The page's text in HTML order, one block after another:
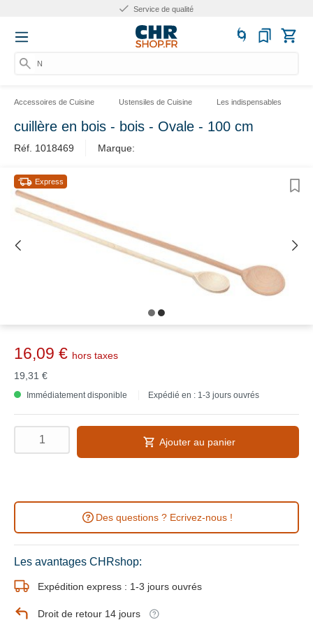
Service de qualité
Num
Accessoires de Cuisine Ustensiles de Cuisine Les indispensables
cuillère en bois - bois - Ovale - 100 cm
Réf. 1018469 Marque:
Express
16,09 € hors taxes
19,31 €
Immédiatement disponible Expédié en : 1-3 jours ouvrés
Ajouter au panier
Des questions ? Ecrivez-nous !
Les avantages CHRshop:
Expédition express : 1-3 jours ouvrés
Droit de retour 14 jours